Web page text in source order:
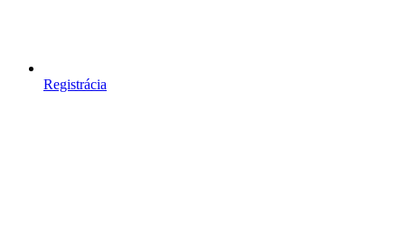
Registrácia